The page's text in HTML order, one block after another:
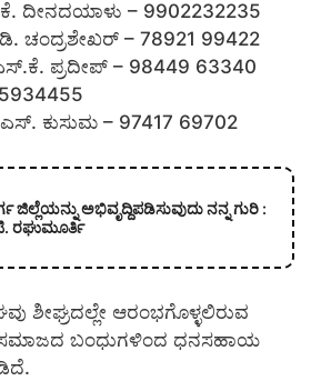
ದೀನದಯಾಳು – 9902232235
ಚಂದ್ರಶೇಖರ್ – 78921 99422
ಪ್ರದೀಪ್ – 98449 63340
ಕುಸುಮ – 97417 69702
ಜಿಲ್ಲೆಯನ್ನು ಅಭಿವೃದ್ದಿಪಡಿಸುವುದು ನನ್ನ ಗುರಿ :
ರಘುಮೂರ್ತಿ
ಶೀಘ್ರದಲ್ಲೇ ಆರಂಭಗೊಳ್ಳಲಿರುವ
ಸಮಾಜದ ಬಂಧುಗಳಿಂದ ಧನಸಹಾಯ